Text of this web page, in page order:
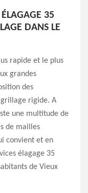
ÉLAGAGE 35
DANS LE
rapide et le plus
grandes
des
rigide. A
une multitude de
de mailles
convient et en
élagage 35
de Vieux